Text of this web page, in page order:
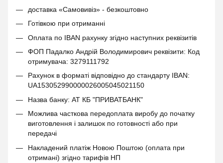
доставка «Самовивіз» - безкоштовно
Готівкою при отриманні
Оплата по IBAN рахунку згідно наступних реквізитів
ФОП Падалко Андрій Володимирович реквізити: Код
отримувача: 3279111792
Рахунок в форматі відповідно до стандарту IBAN:
UA153052990000026005045021150
Назва банку: АТ КБ "ПРИВАТБАНК"
Можлива часткова передоплата виробу до початку
виготовлення і залишок по готовності або при
передачі
Накладений платіж Новою Поштою (оплата при
отримані) згідно тарифів НП